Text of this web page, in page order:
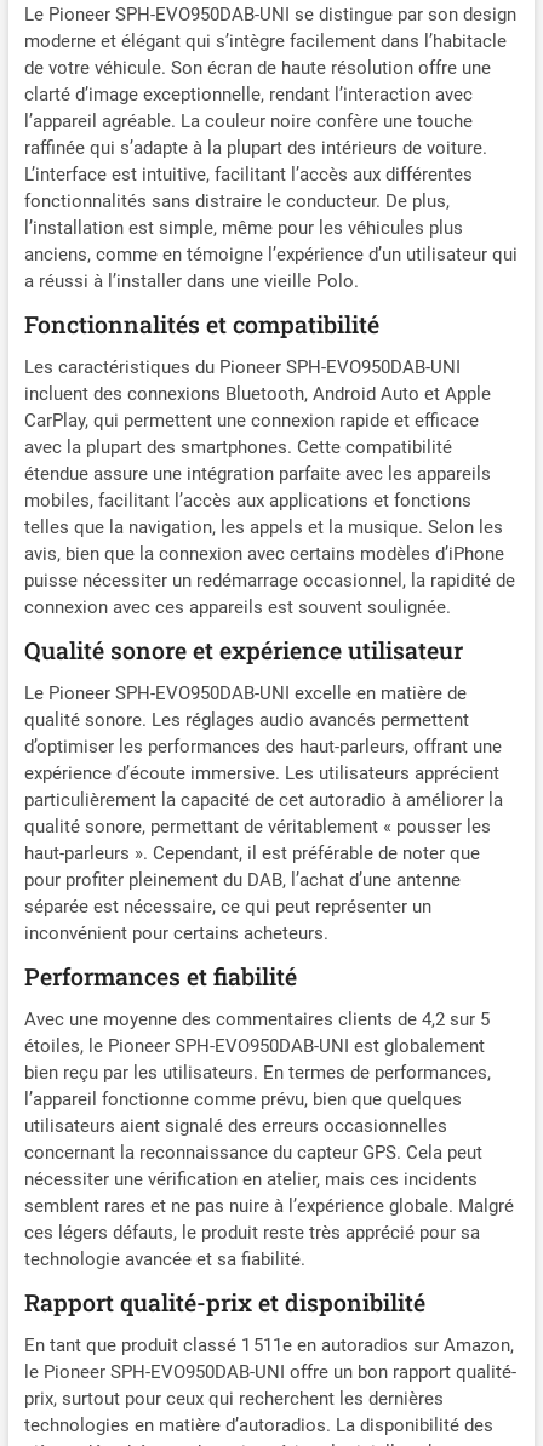
Le Pioneer SPH-EVO950DAB-UNI se distingue par son design
moderne et élégant qui s’intègre facilement dans l’habitacle
de votre véhicule. Son écran de haute résolution offre une
clarté d’image exceptionnelle, rendant l’interaction avec
l’appareil agréable. La couleur noire confère une touche
raffinée qui s’adapte à la plupart des intérieurs de voiture.
L’interface est intuitive, facilitant l’accès aux différentes
fonctionnalités sans distraire le conducteur. De plus,
l’installation est simple, même pour les véhicules plus
anciens, comme en témoigne l’expérience d’un utilisateur qui
a réussi à l’installer dans une vieille Polo.
Fonctionnalités et compatibilité
Les caractéristiques du Pioneer SPH-EVO950DAB-UNI
incluent des connexions Bluetooth, Android Auto et Apple
CarPlay, qui permettent une connexion rapide et efficace
avec la plupart des smartphones. Cette compatibilité
étendue assure une intégration parfaite avec les appareils
mobiles, facilitant l’accès aux applications et fonctions
telles que la navigation, les appels et la musique. Selon les
avis, bien que la connexion avec certains modèles d’iPhone
puisse nécessiter un redémarrage occasionnel, la rapidité de
connexion avec ces appareils est souvent soulignée.
Qualité sonore et expérience utilisateur
Le Pioneer SPH-EVO950DAB-UNI excelle en matière de
qualité sonore. Les réglages audio avancés permettent
d’optimiser les performances des haut-parleurs, offrant une
expérience d’écoute immersive. Les utilisateurs apprécient
particulièrement la capacité de cet autoradio à améliorer la
qualité sonore, permettant de véritablement « pousser les
haut-parleurs ». Cependant, il est préférable de noter que
pour profiter pleinement du DAB, l’achat d’une antenne
séparée est nécessaire, ce qui peut représenter un
inconvénient pour certains acheteurs.
Performances et fiabilité
Avec une moyenne des commentaires clients de 4,2 sur 5
étoiles, le Pioneer SPH-EVO950DAB-UNI est globalement
bien reçu par les utilisateurs. En termes de performances,
l’appareil fonctionne comme prévu, bien que quelques
utilisateurs aient signalé des erreurs occasionnelles
concernant la reconnaissance du capteur GPS. Cela peut
nécessiter une vérification en atelier, mais ces incidents
semblent rares et ne pas nuire à l’expérience globale. Malgré
ces légers défauts, le produit reste très apprécié pour sa
technologie avancée et sa fiabilité.
Rapport qualité-prix et disponibilité
En tant que produit classé 1 511e en autoradios sur Amazon,
le Pioneer SPH-EVO950DAB-UNI offre un bon rapport qualité-
prix, surtout pour ceux qui recherchent les dernières
technologies en matière d’autoradios. La disponibilité des